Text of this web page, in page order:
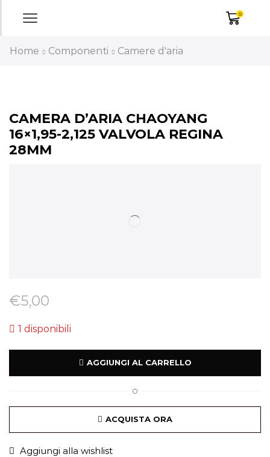
0
Home Componenti Camere d'aria
CAMERA D’ARIA CHAOYANG
16×1,95-2,125 VALVOLA REGINA
28MM
€5,00
1 disponibili
AGGIUNGI AL CARRELLO
O
ACQUISTA ORA
Aggiungi alla wishlist